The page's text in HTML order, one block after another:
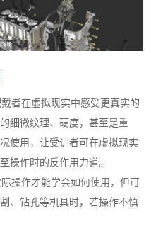
者在虚拟现实中感受更真实的
细微纹理、硬度，甚至是重
使用，让受训者可在虚拟现实
操作时的反作用力道。
操作才能学会如何使用，但可
、钻孔等机具时，若操作不慎